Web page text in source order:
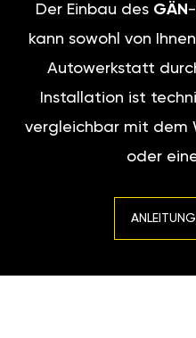
Der Einbau des GÄN
kann sowohl von
Autowerkstatt
Installation ist
vergleichbar mit dem
oder